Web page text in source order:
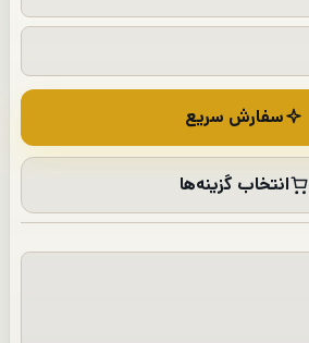
سفارش سریع
انتخاب گزینه‌ها